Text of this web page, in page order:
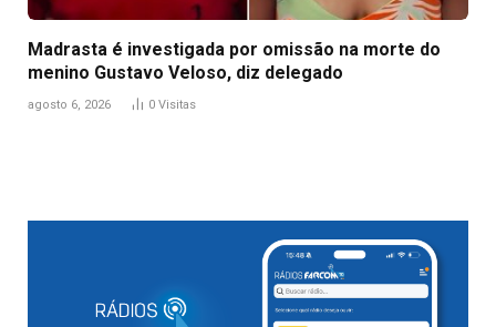
Madrasta é investigada por omissão na morte do
menino Gustavo Veloso, diz delegado
agosto 6, 2026 0 Visitas